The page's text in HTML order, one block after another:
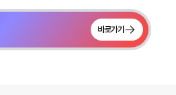
바로가기